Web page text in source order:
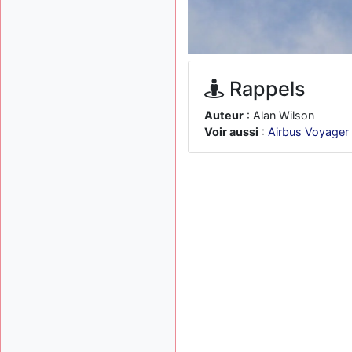
Rappels
Auteur : Alan Wilson
Voir aussi : Airbus Voyager